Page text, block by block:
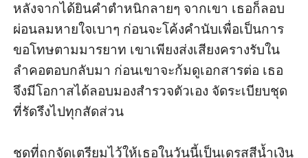
หลังจากได้ยินคำตำหนิกลายๆ จากเขา เธอก็ลอบ
ผ่อนลมหายใจเบาๆ ก่อนจะโค้งคำนับเพื่อเป็นการ
ขอโทษตามมารยาท เขาเพียงส่งเสียงครางรับใน
ลำคอตอบกลับมา ก่อนเขาจะก้มดูเอกสารต่อ เธอ
จึงมีโอกาสได้ลอบมองสำรวจตัวเอง จัดระเบียบชุด
ที่รัดรึงไปทุกสัดส่วน
ชุดที่ถูกจัดเตรียมไว้ให้เธอในวันนี้เป็นเดรสสีน้ำเงิน